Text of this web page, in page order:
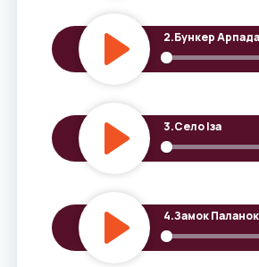
2.Бункер Арпада
3.Село Іза
4.Замок Паланок